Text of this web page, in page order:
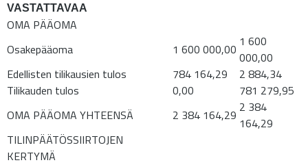
VASTATTAVAA
OMA PÄÄOMA
Osakepääoma
1 600 000,00 1 600
000,00
Edellisten tilikausien tulos
784 164,29
2 884,34
Tilikauden tulos
0,00
781 279,95
OMA PÄÄOMA YHTEENSÄ
2 384 164,29 2 384
164,29
TILINPÄÄTÖSSIIRTOJEN
KERTYMÄ